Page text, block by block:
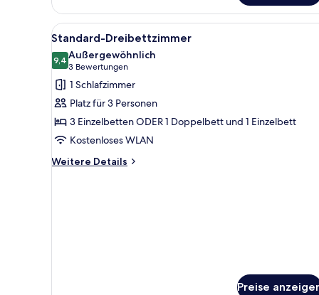
Alle
Fotos
für
Standard-
Dreibettzimmer
anzeigen
Ein Hotelzimmer mit drei
7
Standard-Dreibettzimmer
9,49,4 von 10
Außergewöhnlich
3 Bewertungen
(3
Bewertungen)
1 Schlafzimmer
Platz für 3 Personen
3 Einzelbetten ODER 1 Doppelbett und 1 Einzelbett
Kostenloses WLAN
Weitere Details
Weitere
Preise